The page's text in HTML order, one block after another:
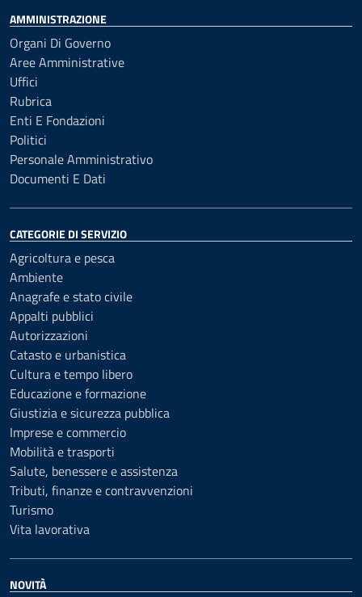
AMMINISTRAZIONE
Organi Di Governo
Aree Amministrative
Uffici
Rubrica
Enti E Fondazioni
Politici
Personale Amministrativo
Documenti E Dati
CATEGORIE DI SERVIZIO
Agricoltura e pesca
Ambiente
Anagrafe e stato civile
Appalti pubblici
Autorizzazioni
Catasto e urbanistica
Cultura e tempo libero
Educazione e formazione
Giustizia e sicurezza pubblica
Imprese e commercio
Mobilità e trasporti
Salute, benessere e assistenza
Tributi, finanze e contravvenzioni
Turismo
Vita lavorativa
NOVITÀ